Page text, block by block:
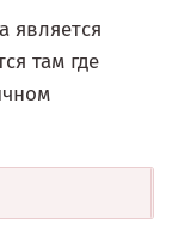
является
там где